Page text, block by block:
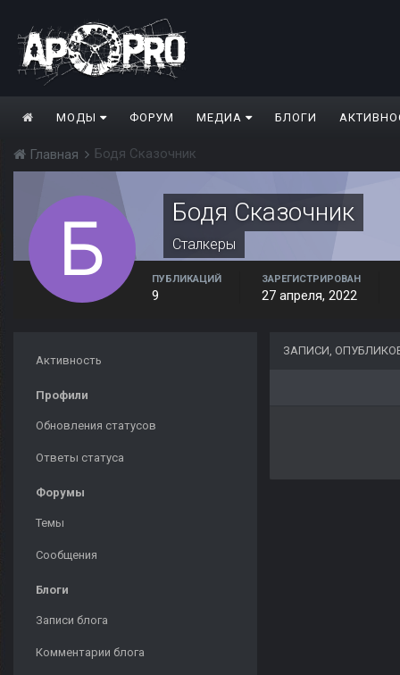
МОДЫ ФОРУМ МЕДИА БЛОГИ
Главная Бодя Сказочник
Бодя Сказочник
Сталкеры
ПУБЛИКАЦИЙ
9
ЗАРЕГИСТРИРОВАН
27 апреля, 2022
Активность
Профили
Обновления статусов
Ответы статуса
Форумы
Темы
Сообщения
Блоги
Записи блога
Комментарии блога
ЗАПИСИ,